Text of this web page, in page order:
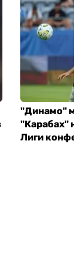
"Динамо"
"Карабах"
Лиги